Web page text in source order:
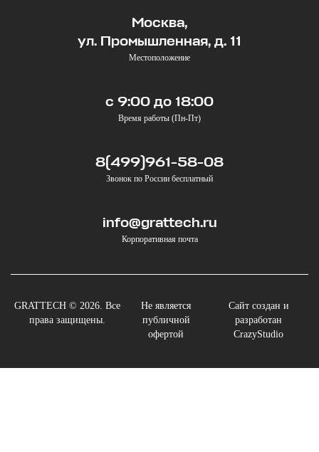
Москва,
ул. Промышленная, д. 11
Местоположение
с 9:00 до 18:00
Время работы (Пн-Пт)
8(499)961-58-08
Звонок по России бесплатный
info@grattech.ru
Корпоративная почта
GRATTECH © 2026. Все
права защищены.
Не является
публичной
офертой
Сайт создан и
разработан
CrazyStudio